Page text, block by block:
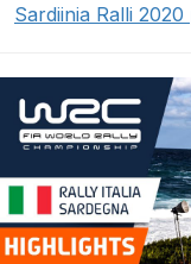
Sardiinia Ralli